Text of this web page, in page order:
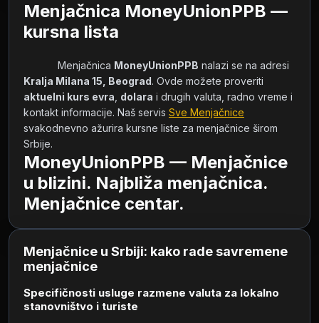
Menjačnica MoneyUnionPPB —
kursna lista
            Menjačnica
MoneyUnionPPB
Kralja Milana 15, Beograd
aktuelni kurs evra dolara i drugih valuta, radno vreme i
kontakt informacije. Naš servis Sve Menjačnice
svakodnevno ažurira kursne liste za menjačnice širom
Srbije.
MoneyUnionPPB — Menjačnice
u blizini. Najbliža menjačnica.
Menjačnice centar.
Menjačnice u Srbiji: kako rade savremene
menjačnice
Specifičnosti usluge razmene valuta za lokalno
stanovništvo i turiste